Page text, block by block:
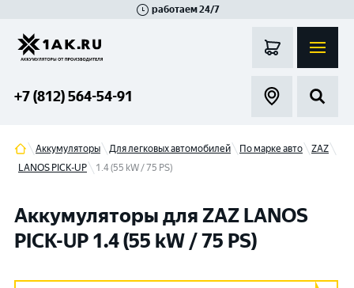
работаем 24/7
+7 (812) 564-54-91
Аккумуляторы Для легковых автомобилей По марке авто
ZAZ
LANOS PICK-UP
1.4 (55 kW / 75 PS)
Аккумуляторы для ZAZ LANOS
PICK-UP 1.4 (55 kW / 75 PS)
Гатчина